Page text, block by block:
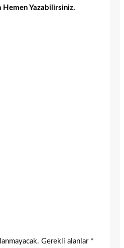
Hemen Yazabilirsiniz.
Gerekli alanlar *